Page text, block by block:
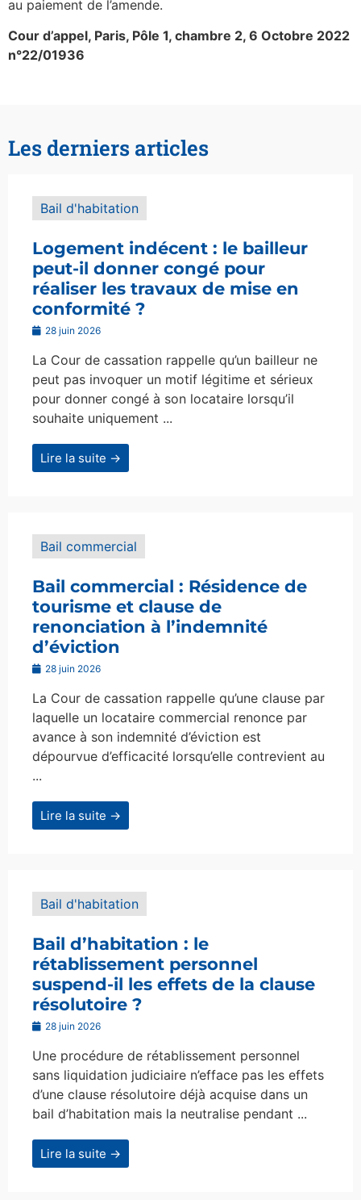
au paiement de l’amende.
Cour d’appel, Paris, Pôle 1, chambre 2, 6 Octobre 2022
n°22/01936
Les derniers articles
Bail d'habitation
Logement indécent : le bailleur
peut-il donner congé pour
réaliser les travaux de mise en
conformité ?
28 juin 2026
La Cour de cassation rappelle qu’un bailleur ne
peut pas invoquer un motif légitime et sérieux
pour donner congé à son locataire lorsqu’il
souhaite uniquement ...
Lire la suite →
Bail commercial
Bail commercial : Résidence de
tourisme et clause de
renonciation à l’indemnité
d’éviction
28 juin 2026
La Cour de cassation rappelle qu’une clause par
laquelle un locataire commercial renonce par
avance à son indemnité d’éviction est
dépourvue d’efficacité lorsqu’elle contrevient au
...
Lire la suite →
Bail d'habitation
Bail d’habitation : le
rétablissement personnel
suspend-il les effets de la clause
résolutoire ?
28 juin 2026
Une procédure de rétablissement personnel
sans liquidation judiciaire n’efface pas les effets
d’une clause résolutoire déjà acquise dans un
bail d’habitation mais la neutralise pendant ...
Lire la suite →